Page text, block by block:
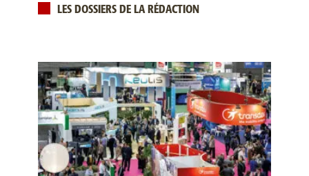
LES DOSSIERS DE LA RÉDACTION